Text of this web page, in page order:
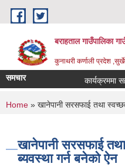
Skip to main content
बराहताल गाउँपालिका
कुनाथरी कर्णाली प्रदेश
समचार कार्यक्रममा
You are here
Home » खानेपानी सरसफाई तथा
खानेपानी सरसफाई
ब्यवस्था गर्न बनेको ऐन